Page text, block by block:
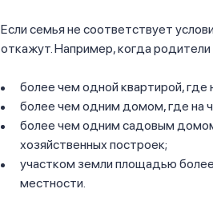
Если семья не соответствует
откажут. Например, когда
более чем одной квартирой,
более чем одним домом, где на
более чем одним садовым
хозяйственных построек;
участком земли площадью более
местности.